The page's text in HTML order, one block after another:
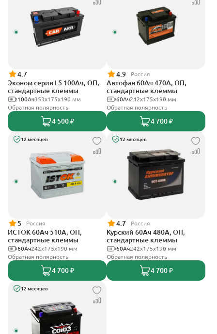
4.7
Эконом серия L5 100Ач, ОП,
стандартные клеммы
353х175х190 мм
100Ач
Обратная полярность
4 500 ₽
4.9 Россия
Автофан 60Ач 470А, ОП,
стандартные клеммы
242х175х190 мм
60Ач
Обратная полярность
4 700 ₽
12 месяцев
5 Россия
ИСТОК 60Ач 510А, ОП,
стандартные клеммы
242x175x190 мм
60Ач
Обратная полярность
4 700 ₽
12 месяцев
4.7 Россия
Курский 60Ач 480А, ОП,
стандартные клеммы
242x175x190 мм
60Ач
Обратная полярность
4 700 ₽
12 месяцев